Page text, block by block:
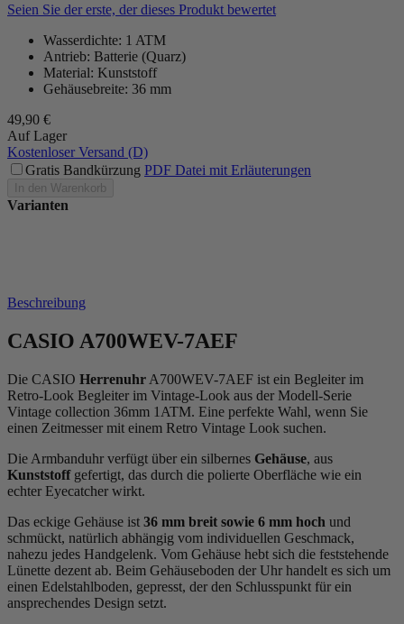
Seien Sie der erste, der dieses Produkt bewertet
Wasserdichte: 1 ATM
Antrieb: Batterie (Quarz)
Material: Kunststoff
Gehäusebreite: 36 mm
49,90 €
Auf Lager
Kostenloser Versand (D)
Gratis Bandkürzung PDF Datei mit Erläuterungen
In den Warenkorb
Varianten
Beschreibung
CASIO A700WEV-7AEF
Die CASIO Herrenuhr A700WEV-7AEF ist ein Begleiter im
Retro-Look Begleiter im Vintage-Look aus der Modell-Serie
Vintage collection 36mm 1ATM. Eine perfekte Wahl, wenn Sie
einen Zeitmesser mit einem Retro Vintage Look suchen.
Die Armbanduhr verfügt über ein silbernes Gehäuse, aus
Kunststoffgefertigt, das durch die polierte Oberfläche wie ein
echter Eyecatcher wirkt.
Das eckige Gehäuse ist 36 mm breit sowie 6 mm hoch und
schmückt, natürlich abhängig vom individuellen Geschmack,
nahezu jedes Handgelenk. Vom Gehäuse hebt sich die feststehende
Lünette dezent ab. Beim Gehäuseboden der Uhr handelt es sich um
einen Edelstahlboden, gepresst, der den Schlusspunkt für ein
ansprechendes Design setzt.